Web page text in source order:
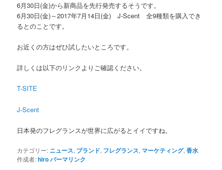
6月30日(金)から新商品を先行発売するそうです。
6月30日(金)～2017年7月14日(金) J-Scent 全9種類を購入でき
るとのことです。
お近くの方はぜひ試したいところです。
詳しくは以下のリンクよりご確認ください。
T-SITE
J-Scent
日本発のフレグランスが世界に広がるとイイですね。
カテゴリー: ニュース, ブランド, フレグランス, マーケティング,香水
作成者:hiroパーマリンク